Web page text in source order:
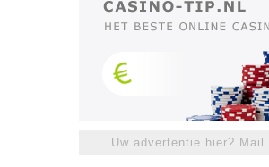
Uw advertentie hier? Mail